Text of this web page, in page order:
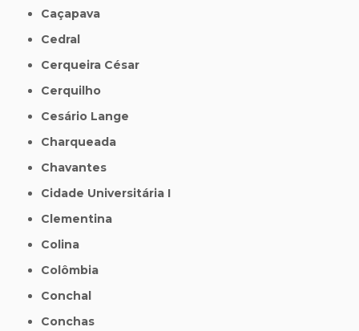
Caçapava
Cedral
Cerqueira César
Cerquilho
Cesário Lange
Charqueada
Chavantes
Cidade Universitária I
Clementina
Colina
Colômbia
Conchal
Conchas